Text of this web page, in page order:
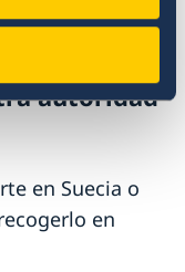
autoridad
en Suecia o
en